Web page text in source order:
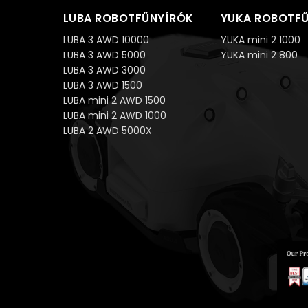
LUBA ROBOTFŰNYÍRÓK
LUBA 3 AWD 10000
LUBA 3 AWD 5000
LUBA 3 AWD 3000
LUBA 3 AWD 1500
LUBA mini 2 AWD 1500
LUBA mini 2 AWD 1000
LUBA 2 AWD 5000X
YUKA
YUKA mini 2 1000
YUKA mini 2 800